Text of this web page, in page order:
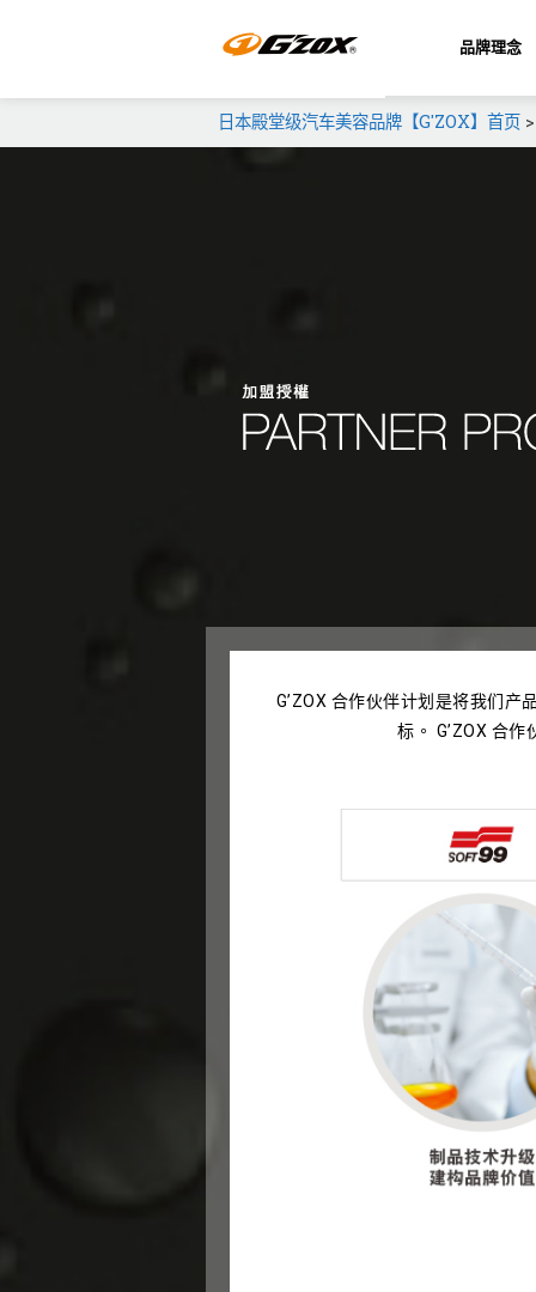
品牌理念
日本殿堂级汽车美容品牌【G'ZOX】首页
G’ZOX 合作伙伴计划是将我们产
标。 G’ZOX 合